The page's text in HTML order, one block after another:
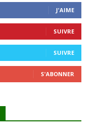
J'AIME
SUIVRE
SUIVRE
S'ABONNER